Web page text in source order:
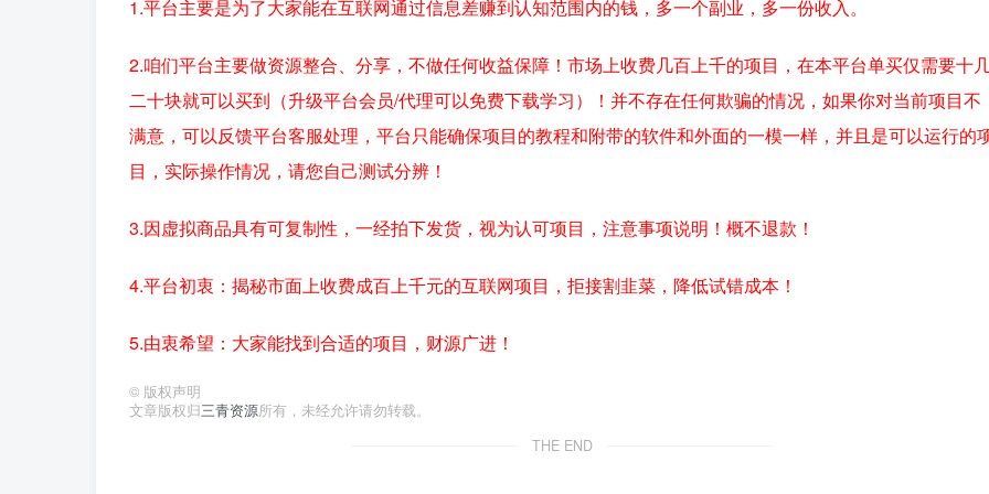
1.平台主要是为了大家能在互联网通过信息差赚到认知范围内的钱，多一个副业，多一份收入。
2.咱们平台主要做资源整合、分享，不做任何收益保障！市场上收费几百上千的项目，在本平台单买仅需要十
二十块就可以买到（升级平台会员/代理可以免费下载学习）！并不存在任何欺骗的情况，如果你对当前项目不
满意，可以反馈平台客服处理，平台只能确保项目的教程和附带的软件和外面的一模一样，并且是可以运行的
目，实际操作情况，请您自己测试分辨！
3.因虚拟商品具有可复制性，一经拍下发货，视为认可项目，注意事项说明！概不退款！
4.平台初衷：揭秘市面上收费成百上千元的互联网项目，拒接割韭菜，降低试错成本！
5.由衷希望：大家能找到合适的项目，财源广进！
© 版权声明
文章版权归三青资源所有，未经允许请勿转载。
THE END